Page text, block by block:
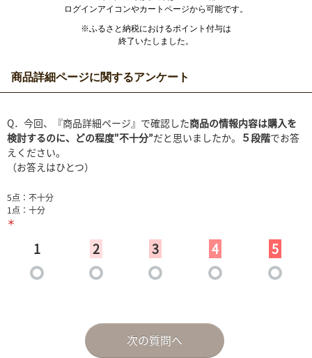
ログインアイコンやカートページから可能です。
※ふるさと納税におけるポイント付与は
終了いたしました。
商品詳細ページに関するアンケート